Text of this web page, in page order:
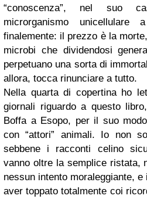
“conoscenza”, nel suo
microrganismo
finalemente: il prezzo è la
microbi che dividendosi
perpetuano una sorta di
allora, tocca rinunciare a tutto.
Nella quarta di copertina ho
giornali riguardo a questo
Boffa a Esopo, per il suo
con “attori” animali. Io non
sebbene i racconti celino
vanno oltre la semplice ristata,
nessun intento moraleggiante,
aver toppato totalmente coi